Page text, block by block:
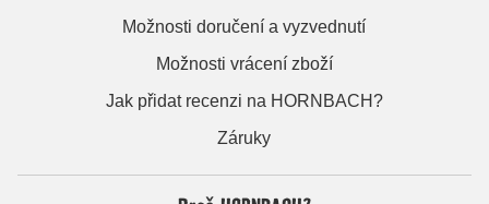
Možnosti doručení a vyzvednutí
Možnosti vrácení zboží
Jak přidat recenzi na HORNBACH?
Záruky